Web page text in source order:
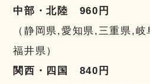
中部・北陸 960円
（静岡県,愛知県,三重県,
福井県）
関西・四国 840円